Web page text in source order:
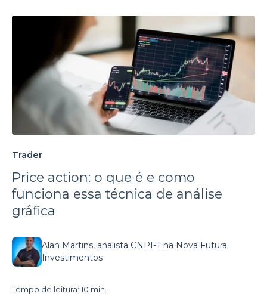
Trader
Price action: o que é e como
funciona essa técnica de análise
gráfica
Alan Martins, analista CNPI-T na Nova Futura
Investimentos
Tempo de leitura: 10 min.